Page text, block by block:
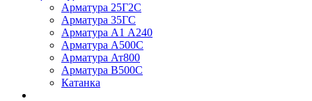
Арматура 25Г2С
Арматура 35ГС
Арматура А1 А240
Арматура А500С
Арматура Ат800
Арматура В500С
Катанка